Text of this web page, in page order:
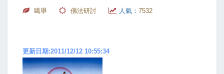
噶舉 佛法研討 人氣： 7532
更新日期:2011/12/12 10:55:34